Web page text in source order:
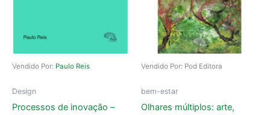
Vendido Por: Paulo Reis
Design
Processos de inovação –
Vendido Por: Pod Editora
bem-estar
Olhares múltiplos: arte,